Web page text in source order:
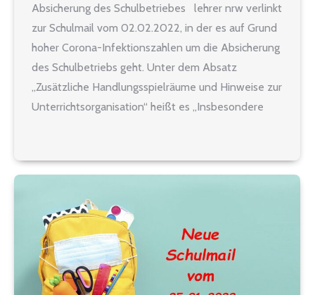
Absicherung des Schulbetriebes lehrer nrw verlinkt
zur Schulmail vom 02.02.2022, in der es auf Grund
hoher Corona-Infektionszahlen um die Absicherung
des Schulbetriebs geht. Unter dem Absatz
„Zusätzliche Handlungsspielräume und Hinweise zur
Unterrichtsorganisation“ heißt es „Insbesondere
Vorübergehende Anpassung bzw. Reduzierung von